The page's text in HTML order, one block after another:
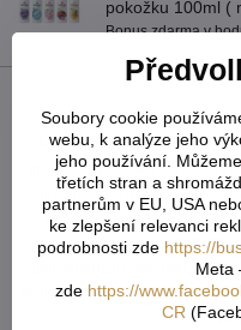
pokožku 100ml (
Bonus zdarma v
U tvarovaných záclon
potřeba počítat s
stejné po ušití a to samé
jak přijde záclona
potřebuje jiný
potřebujete. Metráž
míru zákazníka.
Soubory cookie
webu, k analýze jeho
jeho používání.
třetích stran a
partnerům v EU, USA
ke zlepšení relevanci
podrobnosti zde https://
Meta
zde https://
CR